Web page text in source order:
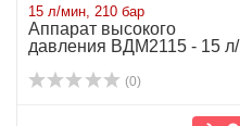
15 л/мин, 210 бар
Аппарат высокого
давления ВДМ2115 - 15 л/
(0)